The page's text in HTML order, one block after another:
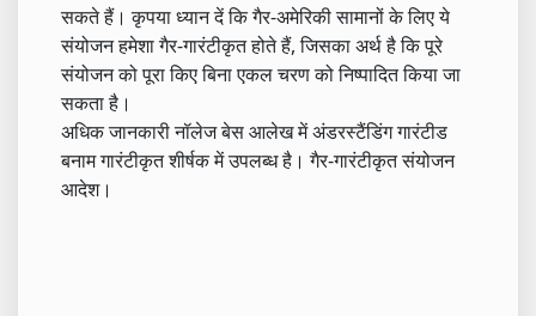
सकते हैं। कृपया ध्यान दें कि गैर-अमेरिकी सामानों के लिए ये
संयोजन हमेशा गैर-गारंटीकृत होते हैं, जिसका अर्थ है कि पूरे
संयोजन को पूरा किए बिना एकल चरण को निष्पादित किया जा
सकता है।
अधिक जानकारी नॉलेज बेस आलेख में अंडरस्टैंडिंग गारंटीड
बनाम गारंटीकृत शीर्षक में उपलब्ध है। गैर-गारंटीकृत संयोजन
आदेश।